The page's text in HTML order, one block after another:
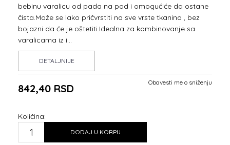
bebinu varalicu od pada na pod i omogućiće da ostane
čista.Može se lako pričvrstiti na sve vrste tkanina , bez
bojazni da će je oštetiti.Idealna za kombinovanje sa
varalicama iz i...
DETALJNIJE
842,40 RSD Obavesti me o sniženju
Količina:
DODAJ U KORPU